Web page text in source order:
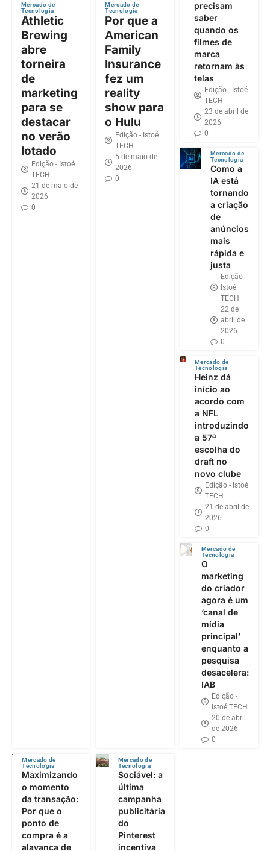
Mercado de
Tecnologia
Athletic
Brewing
abre
torneira
de
marketing
para se
destacar
no verão
lotado
Edição - Istoé
TECH
21 de maio de
2026
0
Mercado de
Tecnologia
Por que a
American
Family
Insurance
fez um
reality
show para
o Hulu
Edição - Istoé
TECH
5 de maio de
2026
0
precisam
saber
quando os
filmes de
marca
retornam às
telas
Edição - Istoé
TECH
23 de abril de
2026
0
Mercado de
Tecnologia
Como a
IA está
tornando
a criação
de
anúncios
mais
rápida e
justa
Edição -
Istoé
TECH
22 de
abril de
2026
0
Mercado de
Tecnologia
Heinz dá
início ao
acordo com
a NFL
introduzindo
a 57ª
escolha do
draft no
novo clube
Edição - Istoé
TECH
21 de abril de
2026
0
Mercado de
Tecnologia
O
marketing
do criador
agora é um
‘canal de
mídia
principal’
enquanto a
pesquisa
desacelera:
IAB
Edição -
Istoé TECH
20 de abril
de 2026
0
Mercado de
Tecnologia
Maximizando
o momento
da transação:
Por que o
ponto de
compra é a
alavanca de
Mercado de
Tecnologia
Sociável: a
última
campanha
publicitária
do
Pinterest
incentiva